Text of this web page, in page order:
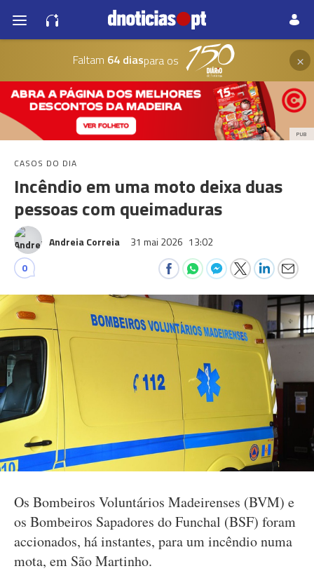
Faltam 64 diaspara os ×
PUB
CASOS DO DIA
Incêndio em uma moto deixa duas
pessoas com queimaduras
Andreia Correia 31 mai 2026 13:02
0
Os Bombeiros Voluntários Madeirenses (BVM) e
os Bombeiros Sapadores do Funchal (BSF) foram
accionados, há instantes, para um incêndio numa
mota, em São Martinho.